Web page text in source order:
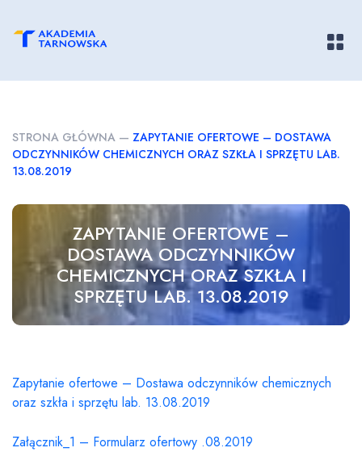
STRONA GŁÓWNA — ZAPYTANIE OFERTOWE – DOSTAWA
ODCZYNNIKÓW CHEMICZNYCH ORAZ SZKŁA I SPRZĘTU LAB.
13.08.2019
ZAPYTANIE OFERTOWE –
DOSTAWA ODCZYNNIKÓW
CHEMICZNYCH ORAZ SZKŁA I
SPRZĘTU LAB. 13.08.2019
Zapytanie ofertowe – Dostawa odczynników chemicznych
oraz szkła i sprzętu lab. 13.08.2019
Załącznik_1 – Formularz ofertowy .08.2019